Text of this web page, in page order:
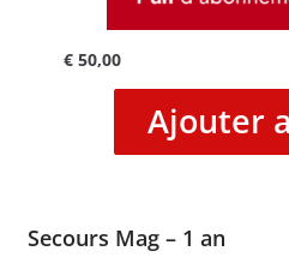
€50,00
Ajouter
Secours Mag – 1 an